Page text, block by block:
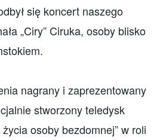
się koncert naszego
„Ciry” Ciruka, osoby blisko
nagrany i zaprezentowany
stworzony teledysk
osoby bezdomnej” w roli